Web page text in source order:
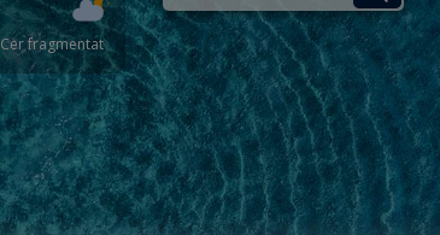
Cer fragmentat